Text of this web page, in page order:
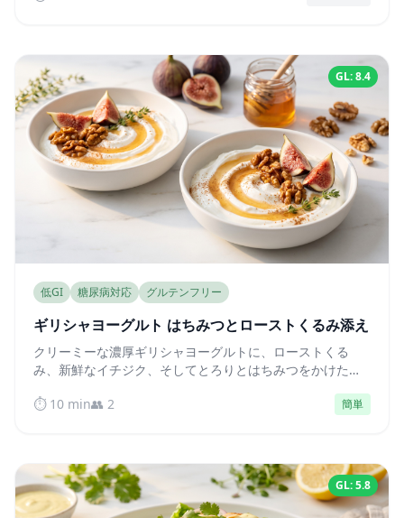
GL: 8.4
低GI 糖尿病対応 グルテンフリー
ギリシャヨーグルト はちみつとローストくるみ添え
クリーミーな濃厚ギリシャヨーグルトに、ローストくる
み、新鮮なイチジク、そしてとろりとはちみつをかけた、
GL 8、GI 34。
⏱️ 10 min👥 2 簡単
GL: 5.8